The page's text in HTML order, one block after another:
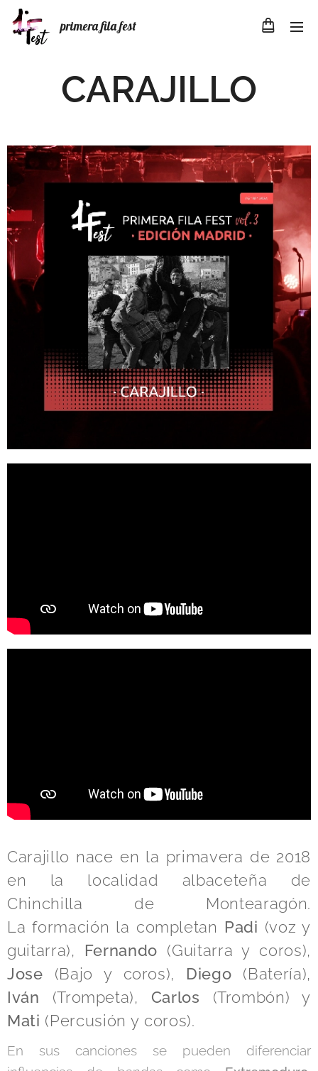
primera fila fest
CARAJILLO
Carajillo nace en la primavera de 2018
en la localidad albaceteña de
Chinchilla de Montearagón.
La formación la completan Padi (voz y
guitarra), Fernando (Guitarra y coros),
Jose (Bajo y coros), Diego (Batería),
Iván (Trompeta), Carlos (Trombón) y
Mati (Percusión y coros).
En sus canciones se pueden diferenciar